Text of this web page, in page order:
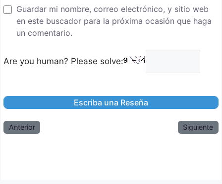
Guardar mi nombre, correo electrónico, y sitio web
en este buscador para la próxima ocasión que haga
un comentario.
Are you human? Please solve:
Anterior Siguiente